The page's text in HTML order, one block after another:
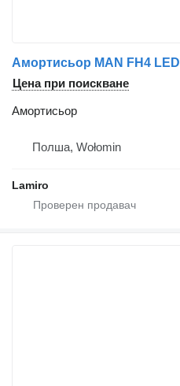
Цена при поискване
Амортисьор
Полша, Wołomin
Lamiro